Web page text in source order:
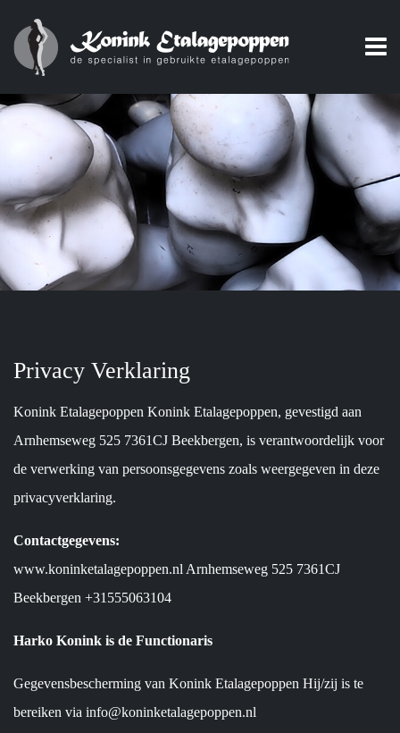
Privacy Verklaring
Konink Etalagepoppen Konink Etalagepoppen, gevestigd aan
Arnhemseweg 525 7361CJ Beekbergen, is verantwoordelijk voor
de verwerking van persoonsgegevens zoals weergegeven in deze
privacyverklaring.
Contactgegevens:
www.koninketalagepoppen.nl Arnhemseweg 525 7361CJ
Beekbergen +31555063104
Harko Konink is de Functionaris
Gegevensbescherming van Konink Etalagepoppen Hij/zij is te
bereiken via info@koninketalagepoppen.nl